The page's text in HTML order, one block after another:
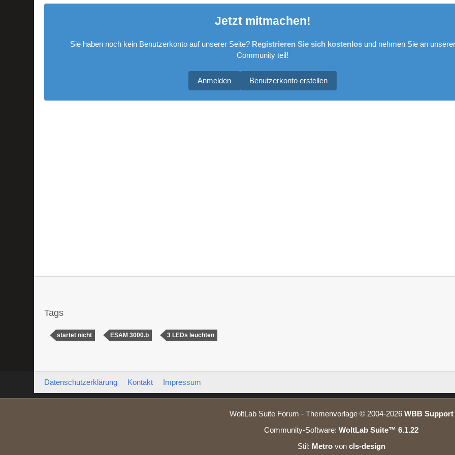
Jetzt mitmachen!
Sie haben noch kein Benutzerkonto auf unserer Seite? Registrieren Sie sich kostenlosund nehmen Sie an unserer
Community teil!
Benutzerkonto erstellen
Anmelden
Tags
startet nicht ESAM 3000.b 3 LEDs leuchten
Datenschutzerklärung Kontakt Impressum
WoltLab Suite Forum - Themenvorlage © 2004-2026 WBB Support
Community-Software: WoltLab Suite™ 6.1.22
Stil: Metrovon cls-design